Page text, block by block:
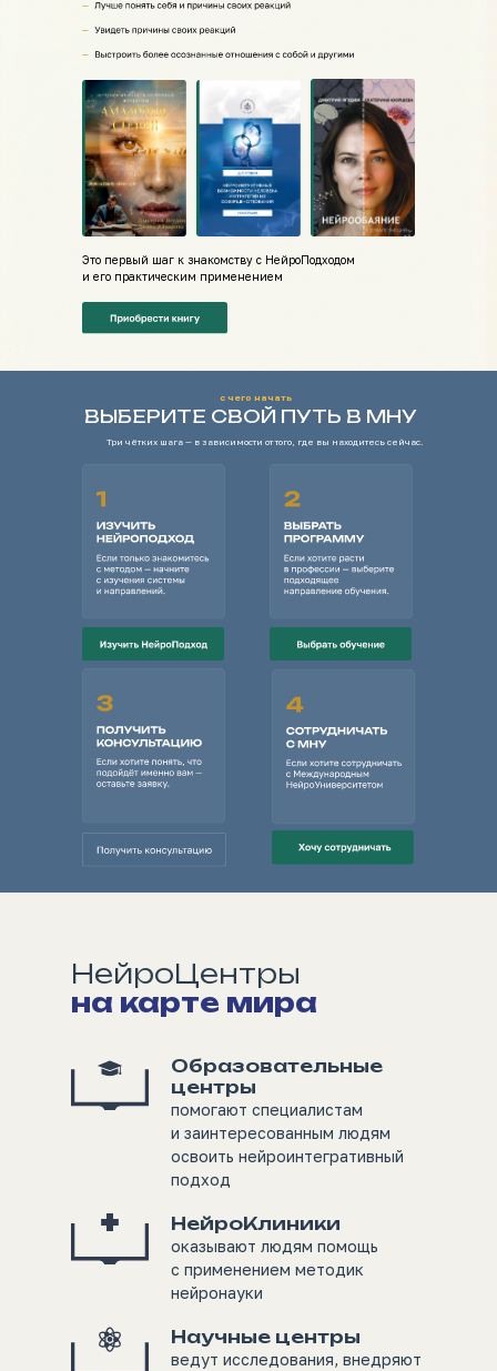
Это первый шаг к знакомству с НейроПодходом
и его практическим применением
Три чётких шага — в зависимости от того, где вы находитесь сейчас.
с чего начать
ВЫБЕРИТЕ СВОЙ ПУТЬ В МНУ
помогают специалистам
и заинтересованным людям
освоить нейроинтегративный
подход
оказывают людям помощь
с применением методик
нейронауки
ведут исследования, внедряют
Образовательные
центры
НейроКлиники
Научные центры
НейроЦентры
на карте мира